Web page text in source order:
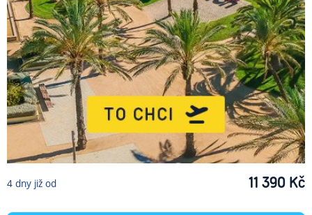
4 dny již od 11 390 Kč